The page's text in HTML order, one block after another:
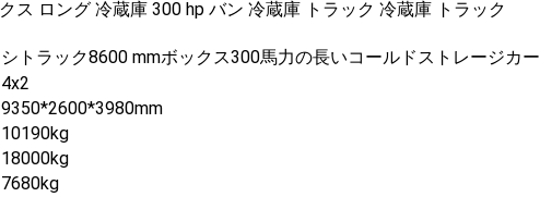
シトラック8600 mmボックス300馬力の長いコールドストレージカー
4x2
9350*2600*3980mm
10190kg
18000kg
7680kg